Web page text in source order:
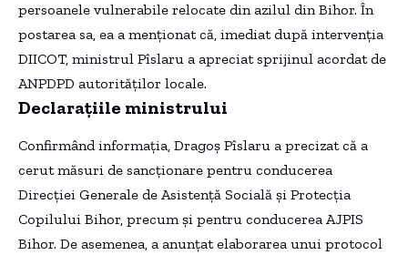
persoanele vulnerabile relocate din azilul din Bihor. În
postarea sa, ea a menționat că, imediat după intervenția
DIICOT, ministrul Pîslaru a apreciat sprijinul acordat de
ANPDPD autorităților locale.
Declarațiile ministrului
Confirmând informația, Dragoș Pîslaru a precizat că a
cerut măsuri de sancționare pentru conducerea
Direcției Generale de Asistență Socială și Protecția
Copilului Bihor, precum și pentru conducerea AJPIS
Bihor. De asemenea, a anunțat elaborarea unui protocol